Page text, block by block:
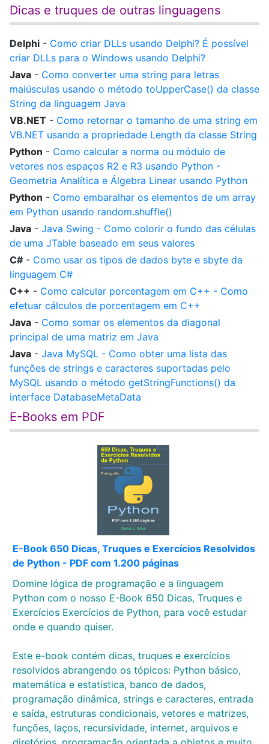
Dicas e truques de outras linguagens
Delphi - Como criar DLLs usando Delphi? É possível
criar DLLs para o Windows usando Delphi?
Java - Como converter uma string para letras
maiúsculas usando o método toUpperCase() da classe
String da linguagem Java
VB.NET - Como retornar o tamanho de uma string em
VB.NET usando a propriedade Length da classe String
Python - Como calcular a norma ou módulo de
vetores nos espaços R2 e R3 usando Python -
Geometria Analítica e Álgebra Linear usando Python
Python - Como embaralhar os elementos de um array
em Python usando random.shuffle()
Java - Java Swing - Como colorir o fundo das células
de uma JTable baseado em seus valores
C# - Como usar os tipos de dados byte e sbyte da
linguagem C#
C++ - Como calcular porcentagem em C++ - Como
efetuar cálculos de porcentagem em C++
Java - Como somar os elementos da diagonal
principal de uma matriz em Java
Java - Java MySQL - Como obter uma lista das
funções de strings e caracteres suportadas pelo
MySQL usando o método getStringFunctions() da
interface DatabaseMetaData
E-Books em PDF
E-Book 650 Dicas, Truques e Exercícios Resolvidos
de Python - PDF com 1.200 páginas
Domine lógica de programação e a linguagem
Python com o nosso E-Book 650 Dicas, Truques e
Exercícios Exercícios de Python, para você estudar
onde e quando quiser.
Este e-book contém dicas, truques e exercícios
resolvidos abrangendo os tópicos: Python básico,
matemática e estatística, banco de dados,
programação dinâmica, strings e caracteres, entrada
e saída, estruturas condicionais, vetores e matrizes,
funções, laços, recursividade, internet, arquivos e